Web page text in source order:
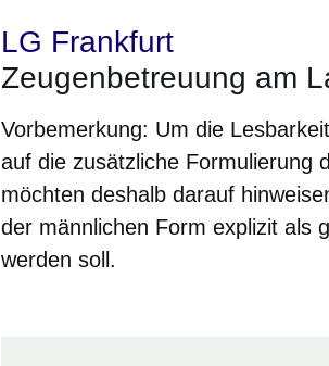
LG Frankfurt
Zeugenbetreuung am
Vorbemerkung: Um die
auf die zusätzliche Formulierung
möchten deshalb darauf
der männlichen Form explizit als
werden soll.